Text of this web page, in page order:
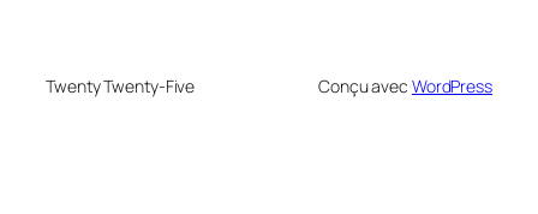
Twenty Twenty-Five Conçu avec WordPress